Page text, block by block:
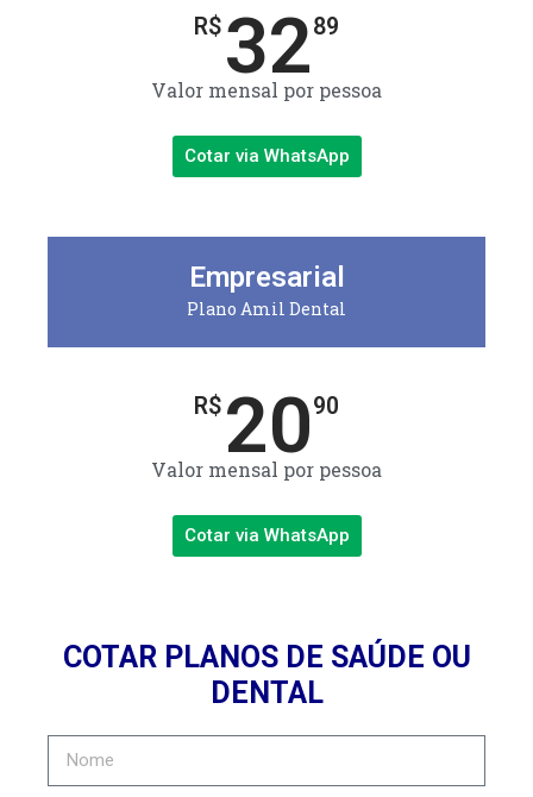
R$ 3289
Valor mensal por pessoa
Cotar via WhatsApp
Empresarial
Plano Amil Dental
R$ 2090
Valor mensal por pessoa
Cotar via WhatsApp
COTAR PLANOS DE SAÚDE OU
DENTAL